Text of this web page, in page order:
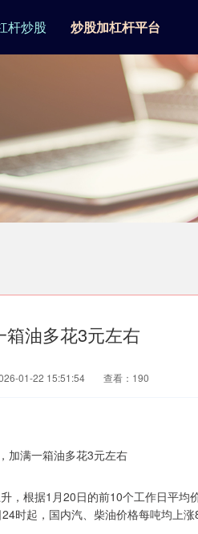
杆炒股 炒股加杠杆平台
油多花3元左右
01-22 15:51:54 查看：190
，根据1月20日的前10个工作日平均
时起，国内汽、柴油价格每吨均上涨